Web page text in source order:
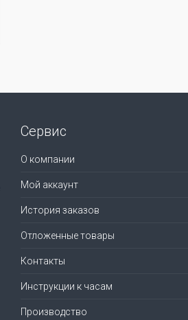
Сервис
О компании
Мой аккаунт
История заказов
Отложенные товары
Контакты
Инструкции к часам
Производство